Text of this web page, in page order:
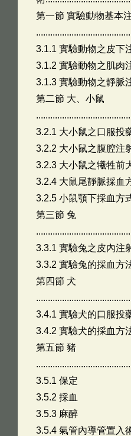
第一節 實驗動物基本
3.1.1 實驗動物之皮下
3.1.2 實驗動物之肌肉
3.1.3 實驗動物之靜脈
第二節 大、小鼠
3.2.1 大小鼠之口服投
3.2.2 大小鼠之腹腔注
3.2.3 大小鼠之犧牲前
3.2.4 大鼠尾靜脈採血
3.2.5 小鼠顎下採血方
第三節 兔
3.3.1 實驗兔之皮內注
3.3.2 實驗兔的採血方
第四節 犬
3.4.1 實驗犬的口服投
3.4.2 實驗犬的採血方
第五節 豬
3.5.1 保定
3.5.2 採血
3.5.3 麻醉
3.5.4 氣管內導管置入